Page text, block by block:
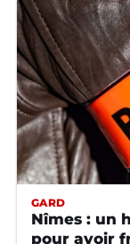
GARD
Nîmes : un
pour avoir